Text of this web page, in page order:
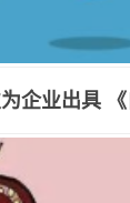
企业出具 《